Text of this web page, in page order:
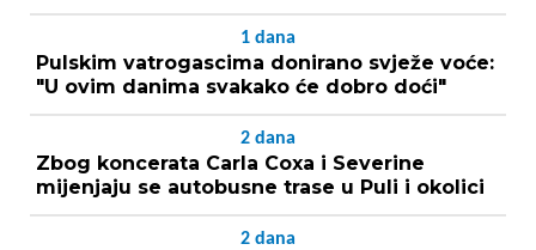
1 dana
Pulskim vatrogascima donirano svježe voće:
"U ovim danima svakako će dobro doći"
2 dana
Zbog koncerata Carla Coxa i Severine
mijenjaju se autobusne trase u Puli i okolici
2 dana